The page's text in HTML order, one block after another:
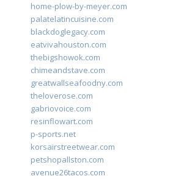
home-plow-by-meyer.com
palatelatincuisine.com
blackdoglegacy.com
eatvivahouston.com
thebigshowok.com
chimeandstave.com
greatwallseafoodny.com
theloverose.com
gabriovoice.com
resinflowart.com
p-sports.net
korsairstreetwear.com
petshopallston.com
avenue26tacos.com